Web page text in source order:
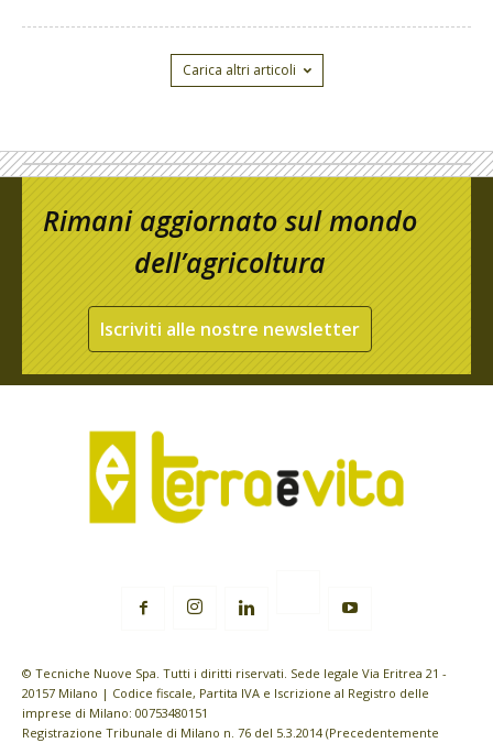
Carica altri articoli
Rimani aggiornato sul mondo
dell’agricoltura
Iscriviti alle nostre newsletter
© Tecniche Nuove Spa. Tutti i diritti riservati. Sede legale Via Eritrea 21 -
20157 Milano | Codice fiscale, Partita IVA e Iscrizione al Registro delle
imprese di Milano: 00753480151
Registrazione Tribunale di Milano n. 76 del 5.3.2014 (Precedentemente